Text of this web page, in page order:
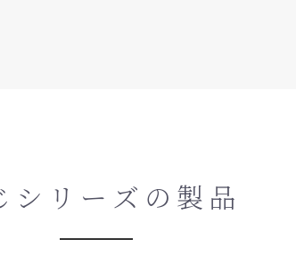
シリーズの製品